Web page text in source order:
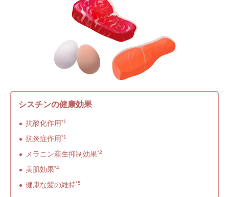
シスチンの健康効果
抗酸化作用*1
抗炎症作用*1
メラニン産生抑制効果*2
美肌効果*4
健康な髪の維持*5